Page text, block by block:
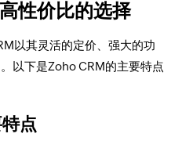
性价比的选择
以其灵活的定价、强大的功
以下是Zoho CRM的主要特点
点